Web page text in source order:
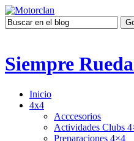
Siempre
Inicio
4x4
Acccesorios
Actividades Clubs
Preparaciones 4×4